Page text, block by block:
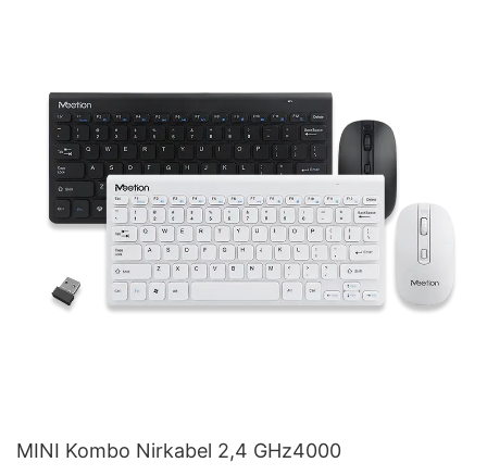
MINI Kombo Nirkabel 2,4 GHz4000